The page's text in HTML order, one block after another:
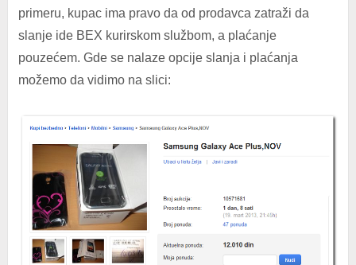
primeru, kupac ima pravo da od prodavca zatraži da
slanje ide BEX kurirskom službom, a plaćanje
pouzećem. Gde se nalaze opcije slanja i plaćanja
možemo da vidimo na slici: